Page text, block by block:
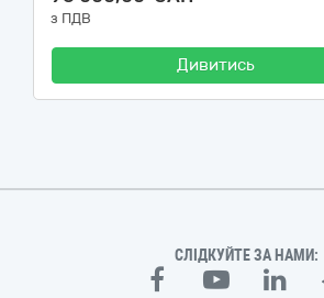
з ПДВ
Дивитись
СЛІДКУЙТЕ ЗА НАМИ: